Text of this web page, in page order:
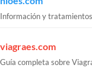
Información y
viagraes.com
Guía completa sobre